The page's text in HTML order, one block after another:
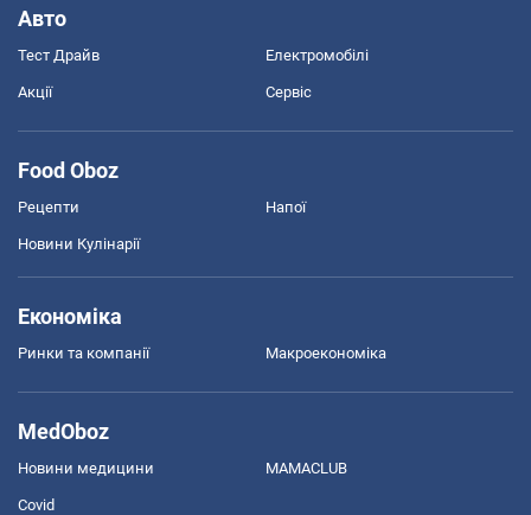
Авто
Тест Драйв Електромобілі
Акції Сервіс
Food Oboz
Рецепти Напої
Новини Кулінарії
Економіка
Ринки та компанії Макроекономіка
MedOboz
Новини медицини MAMACLUB
Covid